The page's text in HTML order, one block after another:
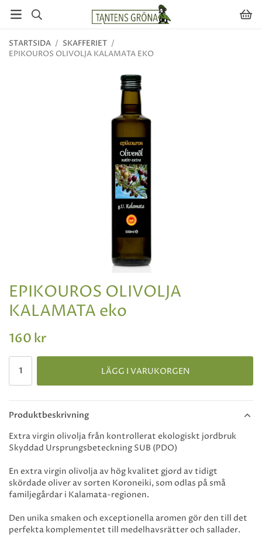
STARTSIDA / SKAFFERIET /
EPIKOUROS OLIVOLJA KALAMATA EKO
EPIKOUROS OLIVOLJA
KALAMATA eko
160 kr
LÄGG I VARUKORGEN
Produktbeskrivning
Extra virgin olivolja från kontrollerat ekologiskt jordbruk
Skyddad Ursprungsbeteckning SUB (PDO)
En extra virgin olivolja av hög kvalitet gjord av tidigt
skördade oliver av sorten Koroneiki, som odlas på små
familjegårdar i Kalamata-regionen.
Den unika smaken och exceptionella aromen gör den till det
perfekta komplementet till medelhavsrätter och sallader.